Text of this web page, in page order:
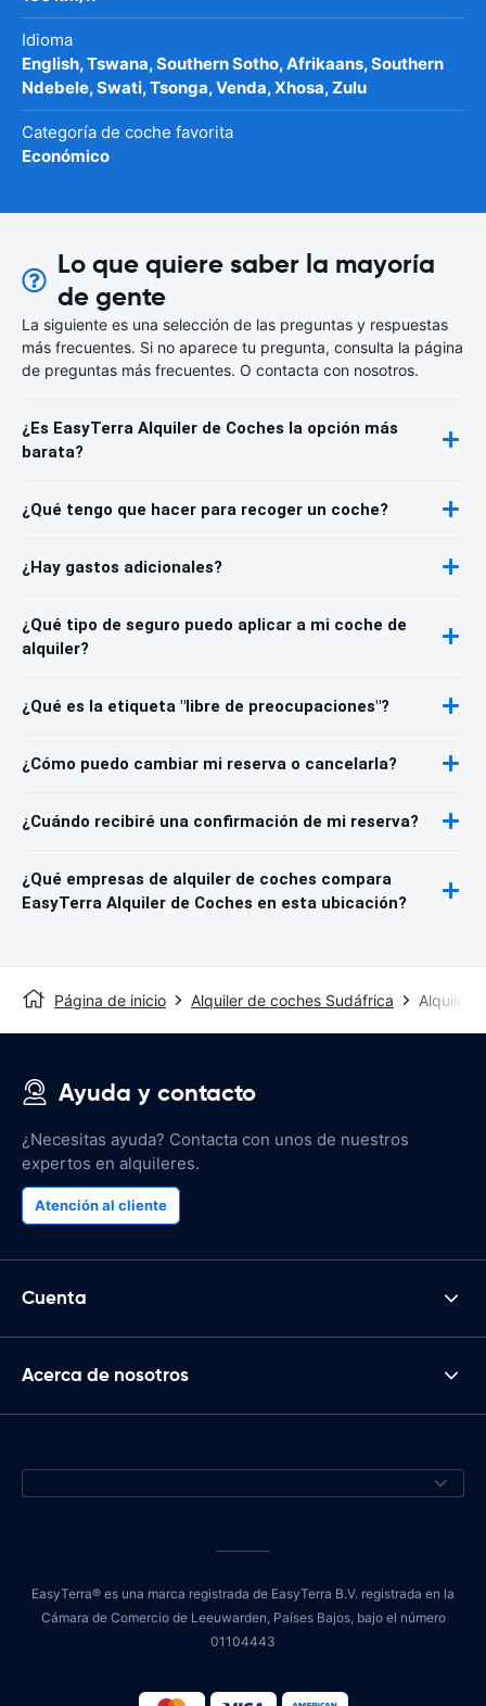
Idioma
English, Tswana, Southern Sotho, Afrikaans, Southern
Ndebele, Swati, Tsonga, Venda, Xhosa, Zulu
Categoría de coche favorita
Económico
Lo que quiere saber la mayoría
de gente
La siguiente es una selección de las preguntas y respuestas
más frecuentes. Si no aparece tu pregunta, consulta la página
de preguntas más frecuentes. O contacta con nosotros.
¿Es EasyTerra Alquiler de Coches la opción más
barata?
¿Qué tengo que hacer para recoger un coche?
¿Hay gastos adicionales?
¿Qué tipo de seguro puedo aplicar a mi coche de
alquiler?
¿Qué es la etiqueta "libre de preocupaciones"?
¿Cómo puedo cambiar mi reserva o cancelarla?
¿Cuándo recibiré una confirmación de mi reserva?
¿Qué empresas de alquiler de coches compara
EasyTerra Alquiler de Coches en esta ubicación?
Página de inicio Alquiler de coches Sudáfrica Alquiler
Ayuda y contacto
¿Necesitas ayuda? Contacta con unos de nuestros
expertos en alquileres.
Atención al cliente
Cuenta
Acerca de nosotros
EasyTerra® es una marca registrada de EasyTerra B.V. registrada en la
Cámara de Comercio de Leeuwarden, Países Bajos, bajo el número
01104443